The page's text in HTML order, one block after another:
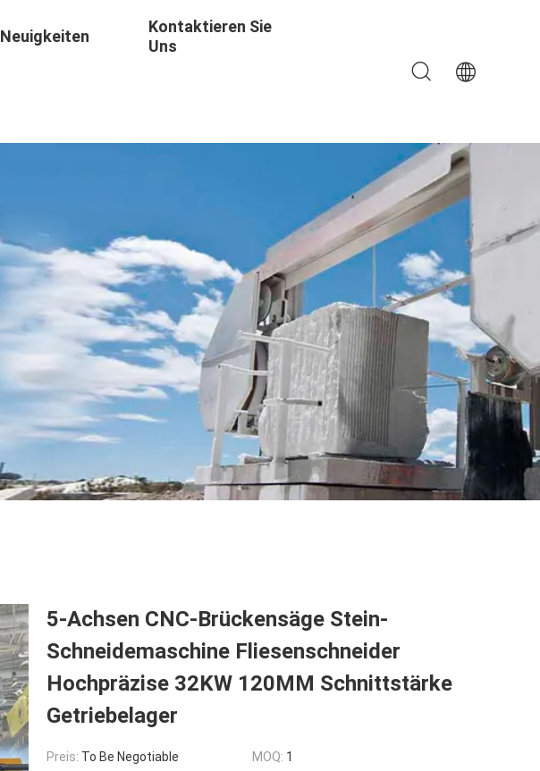
Neuigkeiten
Kontaktieren Sie
Uns
5-Achsen CNC-Brückensäge Stein-
Schneidemaschine Fliesenschneider
Hochpräzise 32KW 120MM Schnittstärke
Getriebelager
Preis: To Be Negotiable MOQ: 1